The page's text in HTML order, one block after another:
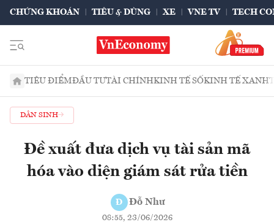
CHỨNG KHOÁN TIÊU & DÙNG XE VNE TV TECH
TIÊU ĐIỂMĐẦU TƯTÀI CHÍNHKINH TẾ SỐKINH TẾ XANH
DÂN SINH
Đề xuất đưa dịch vụ tài sản mã
hóa vào diện giám sát rửa tiền
Đ Đỗ Như
08:55, 23/06/2026